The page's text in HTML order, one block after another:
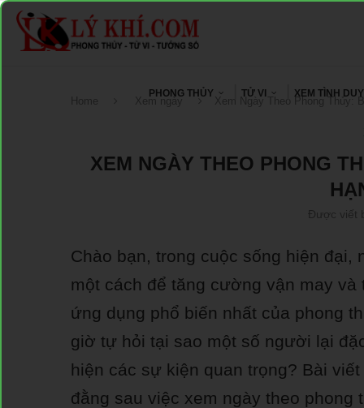
PHONG THỦY TỬ VI XEM TÌNH
Home Xem ngày Xem Ngày Theo Phong Thủy:
XEM NGÀY THEO PHONG
Được viết
Chào bạn, trong cuộc sống hiện
một cách để tăng cường vận may
ứng dụng phổ biến nhất của phong
giờ tự hỏi tại sao một số người lại
hiện các sự kiện quan trọng? Bài
đằng sau việc xem ngày theo phong